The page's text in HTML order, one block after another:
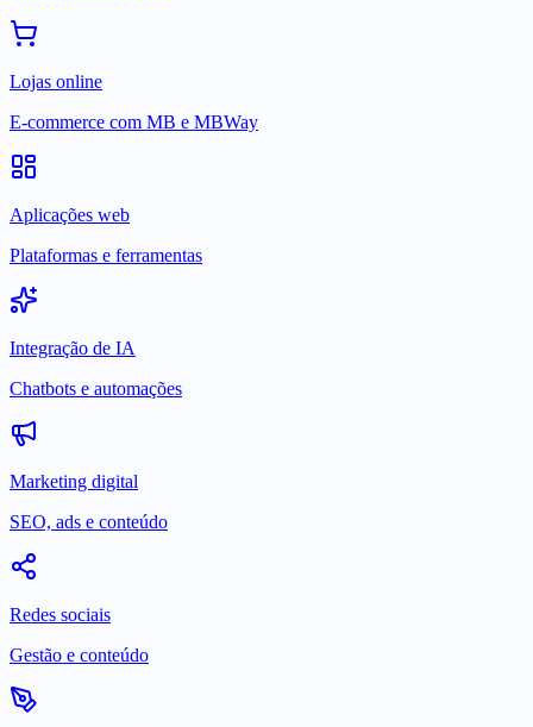
Lojas online
E-commerce com MB e MBWay
Aplicações web
Plataformas e ferramentas
Integração de IA
Chatbots e automações
Marketing digital
SEO, ads e conteúdo
Redes sociais
Gestão e conteúdo